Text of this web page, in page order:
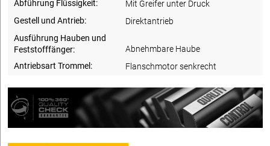
Abführung Flüssigkeit:
Mit Greifer unter Druck
Gestell und Antrieb:
Direktantrieb
Ausführung Hauben und
Feststofffänger:
Abnehmbare Haube
Antriebsart Trommel:
Flanschmotor senkrecht